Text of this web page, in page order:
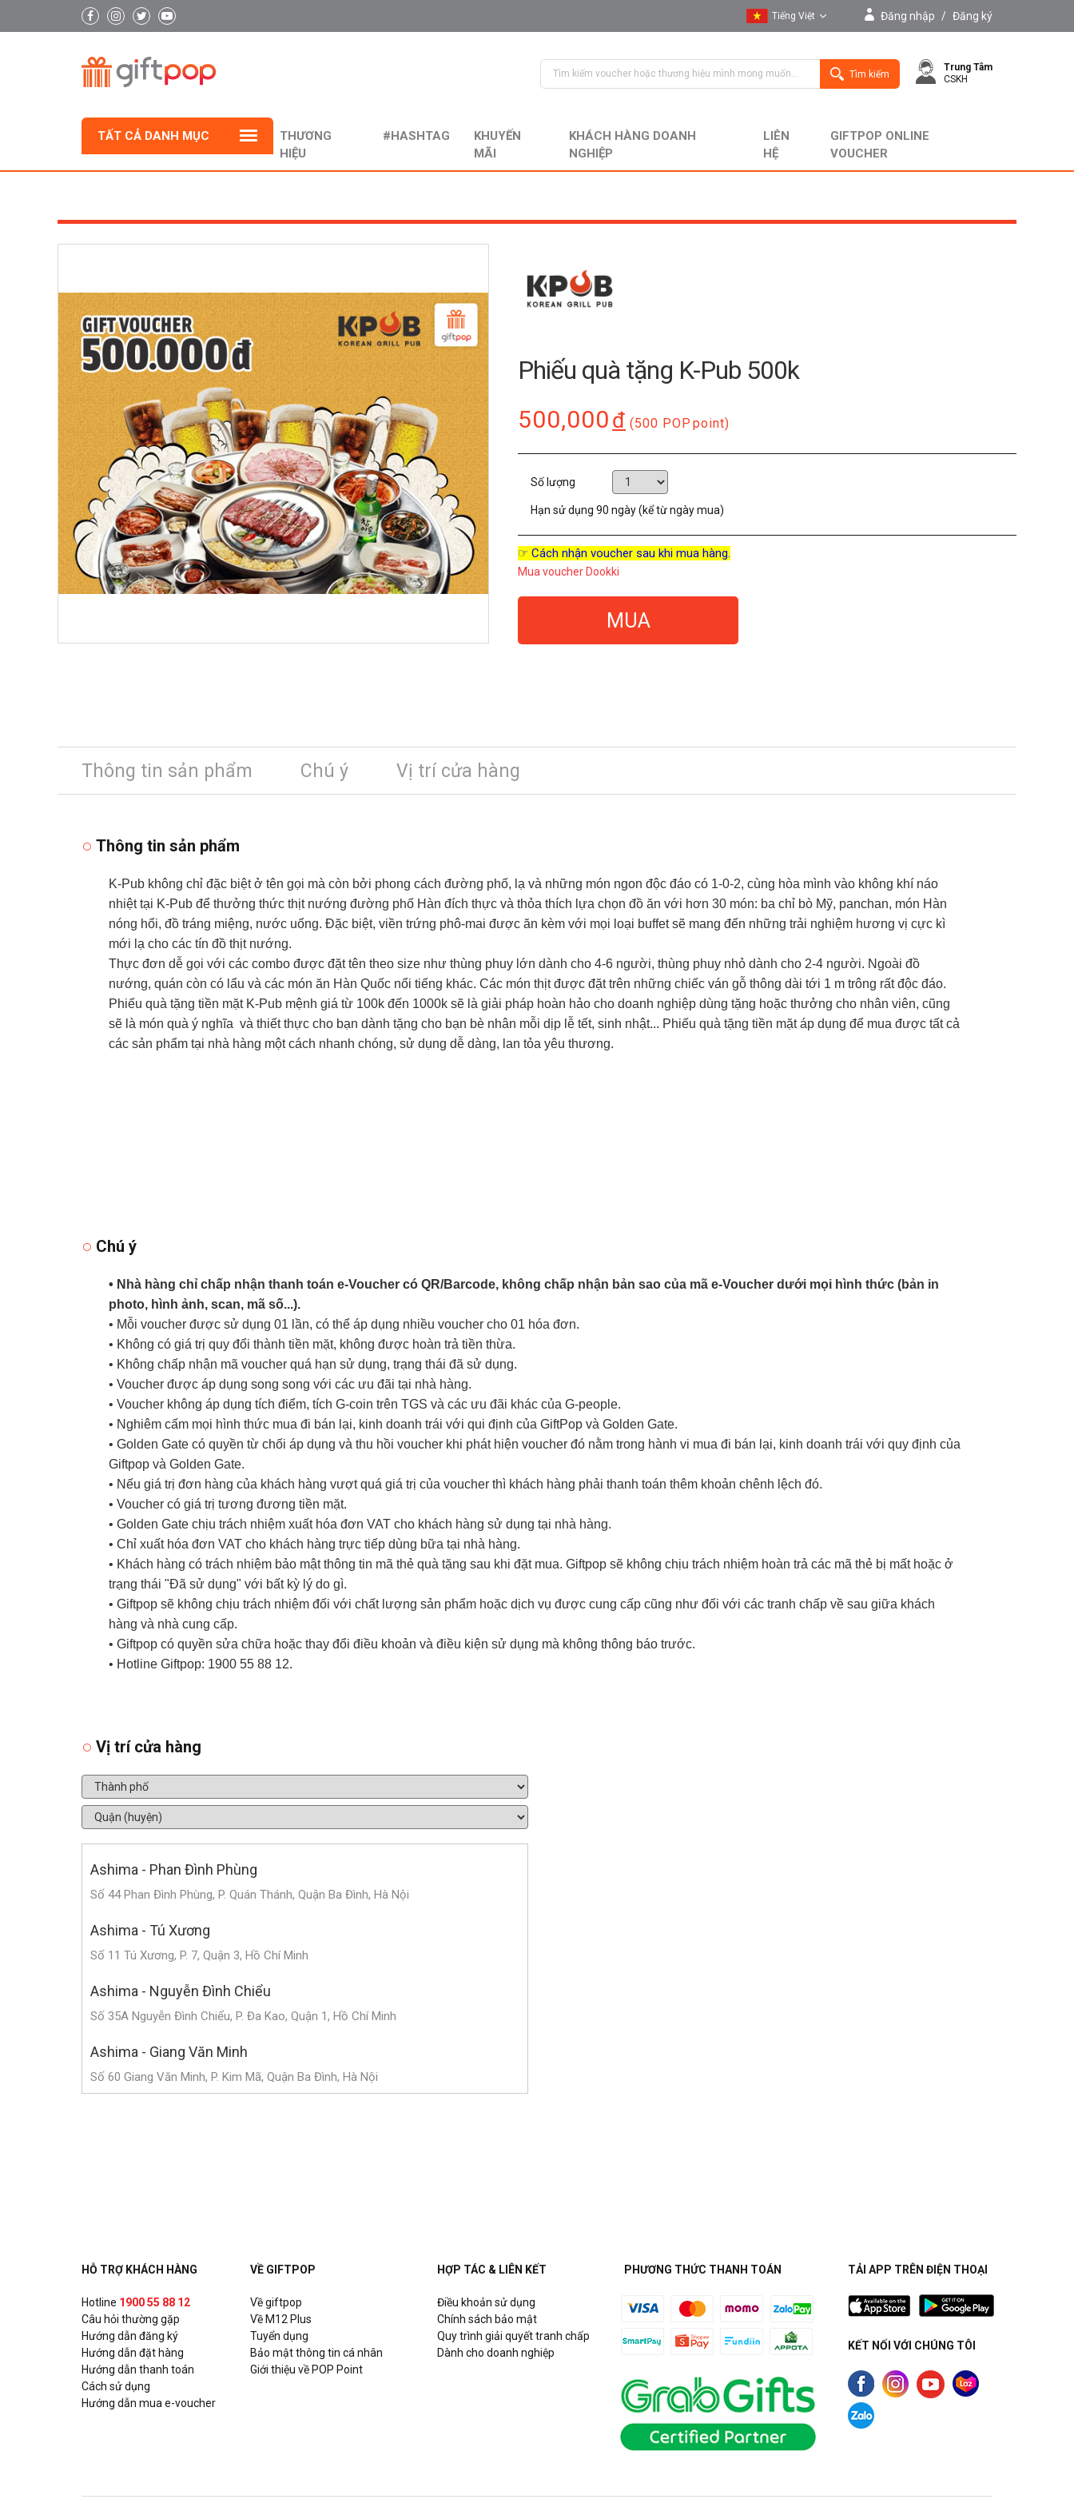
Tiếng Việt
English
Đăng nhập / Đăng ký
Tìm kiếm
Trung Tâm
CSKH
TẤT CẢ DANH MỤC
THƯƠNG
HIỆU
#HASHTAG
KHUYẾN
MÃI
KHÁCH HÀNG DOANH
NGHIỆP
LIÊN
HỆ
GIFTPOP ONLINE
VOUCHER
Phiếu quà tặng K-Pub 500k
500,000đ (500 POP point)
Số lượng
Hạn sử dụng 90 ngày (kể từ ngày mua)
☞ Cách nhận voucher sau khi mua hàng.
Mua voucher Dookki
MUA
Thông tin sản phẩm Chú ý Vị trí cửa hàng
Thông tin sản phẩm
K-Pub không chỉ đặc biệt ở tên gọi mà còn bởi phong cách đường phố, lạ và những món ngon độc đáo có 1-0-2, cùng hòa mình vào không khí náo
nhiệt tại K-Pub để thưởng thức thịt nướng đường phố Hàn đích thực và thỏa thích lựa chọn đồ ăn với hơn 30 món: ba chỉ bò Mỹ, panchan, món Hàn
nóng hổi, đồ tráng miệng, nước uống. Đặc biệt, viền trứng phô-mai được ăn kèm với mọi loại buffet sẽ mang đến những trải nghiệm hương vị cực kì
mới lạ cho các tín đồ thịt nướng.
Thực đơn dễ gọi với các combo được đặt tên theo size như thùng phuy lớn dành cho 4-6 người, thùng phuy nhỏ dành cho 2-4 người. Ngoài đồ
nướng, quán còn có lẩu và các món ăn Hàn Quốc nổi tiếng khác. Các món thịt được đặt trên những chiếc ván gỗ thông dài tới 1 m trông rất độc đáo.
Phiếu quà tặng tiền mặt K-Pub mệnh giá từ 100k đến 1000k sẽ là giải pháp hoàn hảo cho doanh nghiệp dùng tặng hoặc thưởng cho nhân viên, cũng
sẽ là món quà ý nghĩa và thiết thực cho bạn dành tặng cho bạn bè nhân mỗi dịp lễ tết, sinh nhật... Phiếu quà tặng tiền mặt áp dụng để mua được tất cả
các sản phẩm tại nhà hàng một cách nhanh chóng, sử dụng dễ dàng, lan tỏa yêu thương.
Chú ý
• Nhà hàng chỉ chấp nhận thanh toán e-Voucher có QR/Barcode, không chấp nhận bản sao của mã e-Voucher dưới mọi hình thức (bản in
photo, hình ảnh, scan, mã số...).
• Mỗi voucher được sử dụng 01 lần, có thể áp dụng nhiều voucher cho 01 hóa đơn.
• Không có giá trị quy đổi thành tiền mặt, không được hoàn trả tiền thừa.
• Không chấp nhận mã voucher quá hạn sử dụng, trạng thái đã sử dụng.
• Voucher được áp dụng song song với các ưu đãi tại nhà hàng.
• Voucher không áp dụng tích điểm, tích G-coin trên TGS và các ưu đãi khác của G-people.
• Nghiêm cấm mọi hình thức mua đi bán lại, kinh doanh trái với qui định của GiftPop và Golden Gate.
• Golden Gate có quyền từ chối áp dụng và thu hồi voucher khi phát hiện voucher đó nằm trong hành vi mua đi bán lại, kinh doanh trái với quy định của
Giftpop và Golden Gate.
• Nếu giá trị đơn hàng của khách hàng vượt quá giá trị của voucher thì khách hàng phải thanh toán thêm khoản chênh lệch đó.
• Voucher có giá trị tương đương tiền mặt.
• Golden Gate chịu trách nhiệm xuất hóa đơn VAT cho khách hàng sử dụng tại nhà hàng.
• Chỉ xuất hóa đơn VAT cho khách hàng trực tiếp dùng bữa tại nhà hàng.
• Khách hàng có trách nhiệm bảo mật thông tin mã thẻ quà tặng sau khi đặt mua. Giftpop sẽ không chịu trách nhiệm hoàn trả các mã thẻ bị mất hoặc ở
trạng thái "Đã sử dụng" với bất kỳ lý do gì.
• Giftpop sẽ không chịu trách nhiệm đối với chất lượng sản phẩm hoặc dịch vụ được cung cấp cũng như đối với các tranh chấp về sau giữa khách
hàng và nhà cung cấp.
• Giftpop có quyền sửa chữa hoặc thay đổi điều khoản và điều kiện sử dụng mà không thông báo trước.
• Hotline Giftpop: 1900 55 88 12.
Vị trí cửa hàng
Ashima - Phan Đình Phùng
Số 44 Phan Đình Phùng, P. Quán Thánh, Quận Ba Đình, Hà Nội
Ashima - Tú Xương
Số 11 Tú Xương, P. 7, Quận 3, Hồ Chí Minh
Ashima - Nguyễn Đình Chiểu
Số 35A Nguyễn Đình Chiểu, P. Đa Kao, Quận 1, Hồ Chí Minh
Ashima - Giang Văn Minh
Số 60 Giang Văn Minh, P. Kim Mã, Quận Ba Đình, Hà Nội
Tòa nhà UDIC N04 Hoàng Đạo Thúy, P. Trung Hòa, Quận Cầu Giấy, Hà Nội
Ashima - Xuân Thủy
Số 93 Xuân Thủy, P. Thảo Điền, Quận 2, Hồ Chí Minh
Ashima - Nguyễn Trãi
Số 331A Nguyễn Trãi, P. Nguyễn Cư Trinh, Quận 1, Hồ Chí Minh
Gogi House - KNG Mall Phú Mỹ Vũng Tàu
HỖ TRỢ KHÁCH HÀNG
Hotline 1900 55 88 12
Câu hỏi thường gặp
Hướng dẫn đăng ký
Hướng dẫn đặt hàng
Hướng dẫn thanh toán
Cách sử dụng
Hướng dẫn mua e-voucher
VỀ GIFTPOP
Về giftpop
Về M12 Plus
Tuyển dụng
Bảo mật thông tin cá nhân
Giới thiệu về POP Point
HỢP TÁC & LIÊN KẾT
Điều khoản sử dụng
Chính sách bảo mật
Quy trình giải quyết tranh chấp
Dành cho doanh nghiệp
PHƯƠNG THỨC THANH TOÁN TẢI APP TRÊN ĐIỆN THOẠI
KẾT NỐI VỚI CHÚNG TÔI